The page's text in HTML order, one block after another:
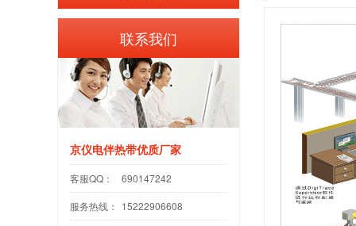
联系我们
京仪电伴热带优质厂家
客服QQ： 690147242
服务热线： 15222906608